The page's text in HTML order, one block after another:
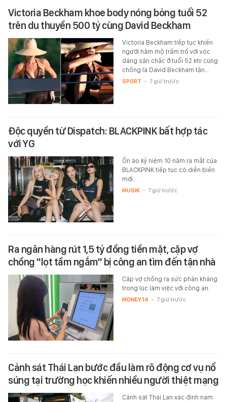
Victoria Beckham khoe body nóng bỏng tuổi 52
trên du thuyền 500 tỷ cùng David Beckham
Victoria Beckham tiếp tục khiến
người hâm mộ trầm trồ với vóc
dáng săn chắc ở tuổi 52 khi cùng
chồng là David Beckham tận…
SPORT - 7 giờ trước
Độc quyền từ Dispatch: BLACKPINK bất hợp tác
với YG
Ồn ào kỷ niệm 10 năm ra mắt của
BLACKPINK tiếp tục có diễn biến
mới.
MUSIK - 7 giờ trước
Ra ngân hàng rút 1,5 tỷ đồng tiền mặt, cặp vợ
chồng "lọt tầm ngắm" bị công an tìm đến tận nhà
Cặp vợ chồng ra sức phản kháng
trong lúc làm việc với công an.
MONEY.14 - 7 giờ trước
Cảnh sát Thái Lan bước đầu làm rõ động cơ vụ nổ
súng tại trường học khiến nhiều người thiệt mạng
Cảnh sát Thái Lan xác định nam